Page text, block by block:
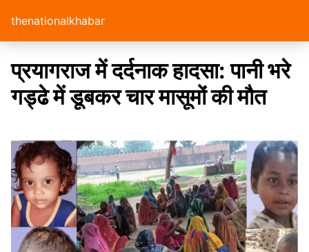
thenationalkhabar
प्रयागराज में दर्दनाक हादसा: पानी भरे
गड्ढे में डूबकर चार मासूमों की मौत